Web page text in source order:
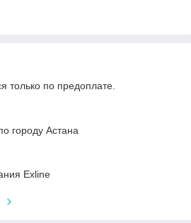
только по предоплате.
городу Астана
Exline